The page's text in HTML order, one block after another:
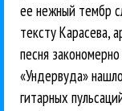
ее нежный тембр
тексту Карасева,
песня
«Ундервуда»
гитарных